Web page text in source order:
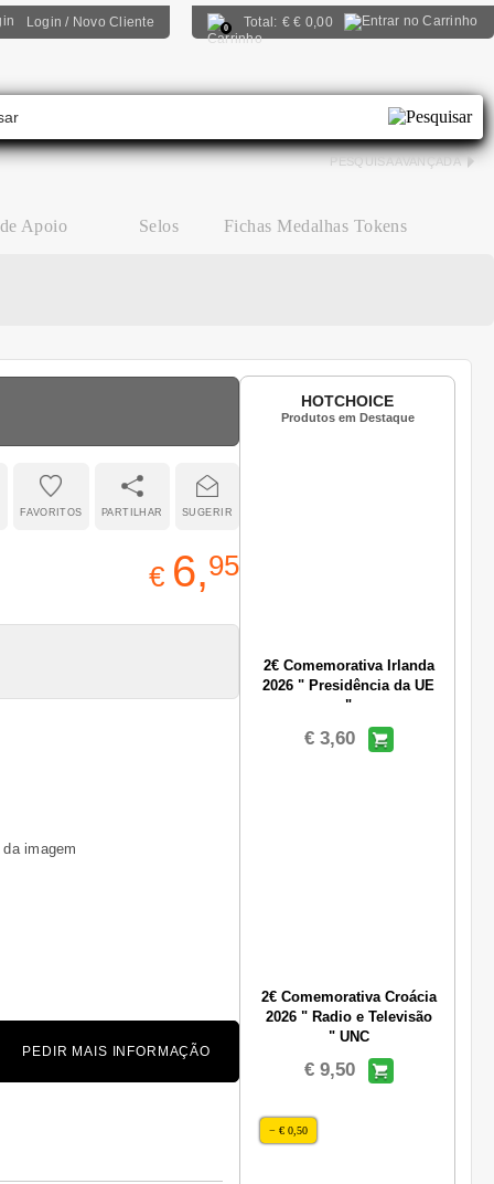
Login / Novo Cliente 0 Total: €€ 0,00
PESQUISA AVANÇADA
Apoio Selos Fichas Medalhas Tokens
SUGERIR
PARTILHAR
FAVORITOS
€ 6,95
imagem
PEDIR MAIS INFORMAÇÃO
HOTCHOICE
Produtos em Destaque
2€ Comemorativa Irlanda
2026 " Presidência da UE
"
€ 3,60
2€ Comemorativa Croácia
2026 " Radio e Televisão
" UNC
€ 9,50
− € 0,50